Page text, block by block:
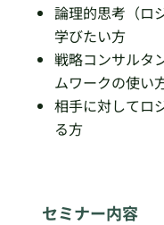
論理的思考（ロ
学びたい方
戦略コンサルタ
ムワークの使い
相手に対してロ
る方
セミナー内容